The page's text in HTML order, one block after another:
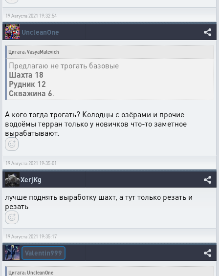
19 Августа 2021 19:32:54
UncleanOne
Цитата: VasyaMalevich
Предлагаю не трогать базовые
Шахта 18
Рудник 12
Скважина 6.
А кого тогда трогать? Колодцы с озёрами и прочие
водоёмы терран только у новичков что-то заметное
вырабатывают.
19 Августа 2021 19:35:01
XerjKg
лучше поднять выработку шахт, а тут только резать и
резать
19 Августа 2021 19:35:17
Valentin999
Цитата: UncleanOne